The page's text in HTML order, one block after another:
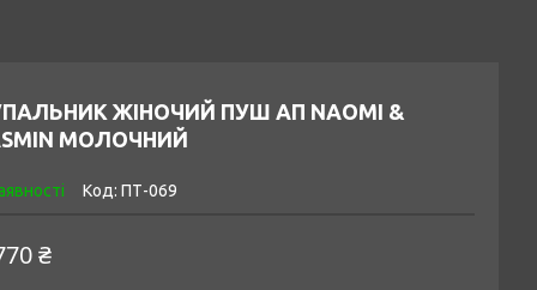
ЖІНОЧИЙ ПУШ АП NAOMI &
МОЛОЧНИЙ
Код: ПТ-069
₴